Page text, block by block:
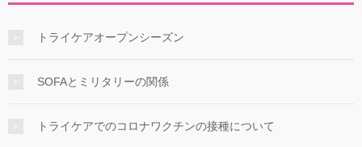
トライケアオープンシーズン
SOFAとミリタリーの関係
トライケアでのコロナワクチンの接種について